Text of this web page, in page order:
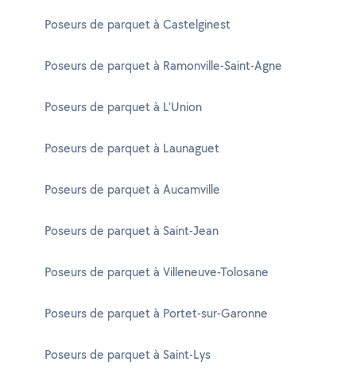
Poseurs de parquet à Castelginest
Poseurs de parquet à Ramonville-Saint-Agne
Poseurs de parquet à L'Union
Poseurs de parquet à Launaguet
Poseurs de parquet à Aucamville
Poseurs de parquet à Saint-Jean
Poseurs de parquet à Villeneuve-Tolosane
Poseurs de parquet à Portet-sur-Garonne
Poseurs de parquet à Saint-Lys